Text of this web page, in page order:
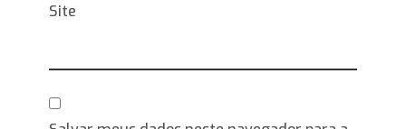
Site